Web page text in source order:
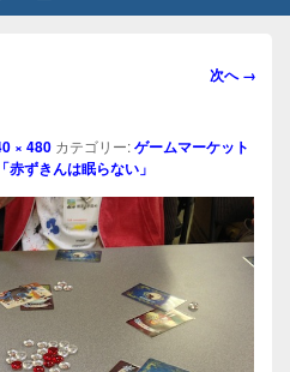
画
ビ
ー
ョ
次へ →
× 480 カテゴリー:ゲームマーケット
ずきんは眠らない」